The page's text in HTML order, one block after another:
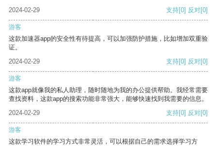
2024-02-29 支持[0] 反对[0]
游客
这款加速器app的安全性有待提高，可以加强防护措施，比如增加双重验
证。
2024-02-29
支持[0] 反对[0]
游客
这款app就像我的私人助理，随时随地为我的办公提供帮助。我经常需要
查找资料，这款app的搜索功能非常强大，能够快速找到我需要的信息。
2024-02-29
支持[0] 反对[0]
游客
这款学习软件的学习方式非常灵活，可以根据自己的需求选择学习方